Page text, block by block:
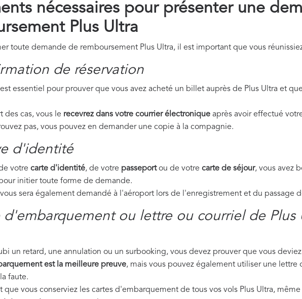
nécessaires pour présenter une
Plus Ultra
toute demande de remboursement Plus Ultra, il est important que vous
de réservation
essentiel pour prouver que vous avez acheté un billet auprès de Plus Ultra et
des cas, vous le recevrez dans votre courrier électronique après avoir effectué
pas, vous pouvez en demander une copie à la compagnie.
d'identité
votre carte d'identité, de votre passeportou de votre carte de séjour, vous avez
initier toute forme de demande.
sera également demandé à l'aéroport lors de l'enregistrement et du passage
d'embarquement ou lettre ou courriel de Plus
un retard, une annulation ou un surbooking, vous devez prouver que vous
est la meilleure preuve, mais vous pouvez également utiliser une lettre
faute.
que vous conserviez les cartes d'embarquement de tous vos vols Plus Ultra,